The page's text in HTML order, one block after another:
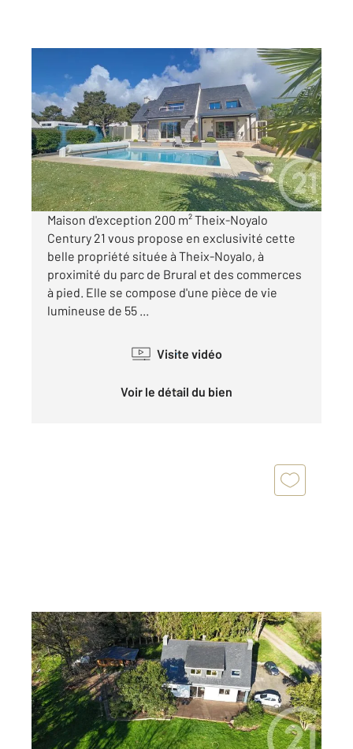
THEIX NOYALO 56
200 m2, 6 pièces
Ref : 1871
Maison à vendre
899 000 €
Visiter le site dédié
Maison d'exception 200 m² Theix-Noyalo
Century 21 vous propose en exclusivité cette
belle propriété située à Theix-Noyalo, à
proximité du parc de Brural et des commerces
à pied. Elle se compose d'une pièce de vie
lumineuse de 55 ...
Visite vidéo
Voir le détail du bien
THEIX NOYALO 56
166 m2, 7 pièces
Ref : 1264
Maison à vendre
485 000 €